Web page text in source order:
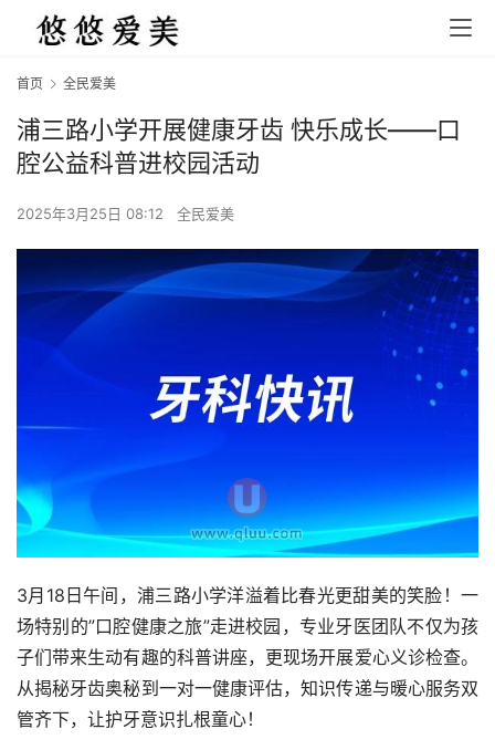
首页 全民爱美
浦三路小学开展健康牙齿 快乐成长——口
腔公益科普进校园活动
2025年3月25日 08:12 全民爱美
3月18日午间，浦三路小学洋溢着比春光更甜美的笑脸！一
场特别的”口腔健康之旅”走进校园，专业牙医团队不仅为孩
子们带来生动有趣的科普讲座，更现场开展爱心义诊检查。
从揭秘牙齿奥秘到一对一健康评估，知识传递与暖心服务双
管齐下，让护牙意识扎根童心！